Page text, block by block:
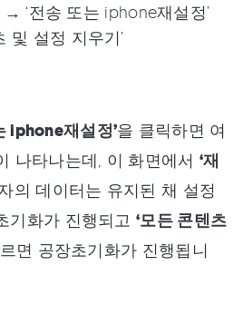
→ ‘전송 또는 iphone재설정’
및 설정 지우기’
iphone재설정’을 클릭하면 여
나타나는데, 이 화면에서 ‘재
의 데이터는 유지된 채 설정
기화가 진행되고 ‘모든 콘텐츠
르면 공장초기화가 진행됩니